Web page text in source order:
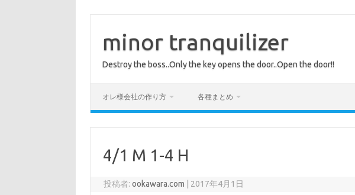
minor tranquilizer
Destroy the boss..Only the key opens the door..Open the door!!
オレ様会社の作り方 各種まとめ
4/1 M 1-4 H
投稿者:ookawara.com 2017年4月1日